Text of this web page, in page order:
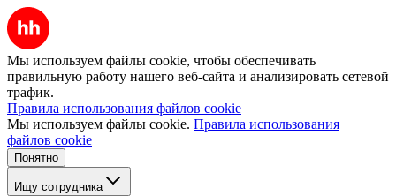
Мы используем файлы cookie, чтобы обеспечивать
правильную работу нашего веб-сайта и анализировать сетевой
трафик.
Правила использования файлов cookie
Мы используем файлы cookie. Правила использования
файлов cookie
Понятно
Ищу сотрудника